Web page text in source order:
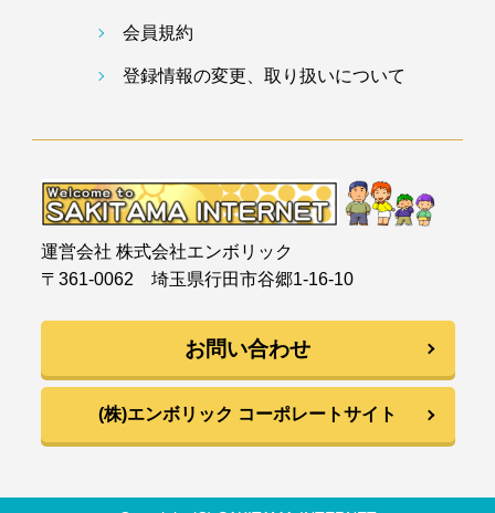
会員規約
登録情報の変更、取り扱いについて
運営会社 株式会社エンボリック
〒361-0062 埼玉県行田市谷郷1-16-10
お問い合わせ
(株)エンボリック コーポレートサイト